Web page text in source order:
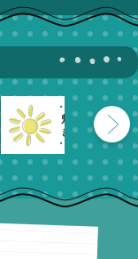
魅力発信！
きよせのーと。